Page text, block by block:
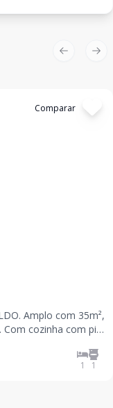
Comparar
35m²,
cozinha com pia
com elevador em
1 1
Previous